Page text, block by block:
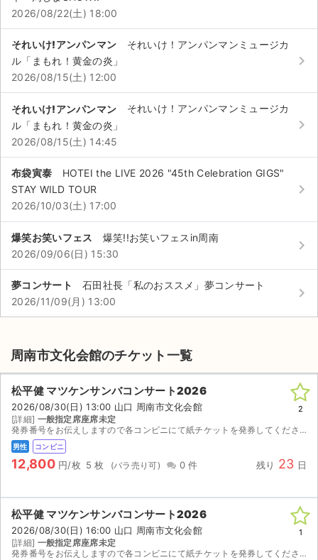
音楽情報
2026/08/22(土) 18:00
それいけ!アンパンマン
それいけ！アンパンマンミュージカ
ル「まもれ！黄金の炎」
2026/08/15(土) 12:00
keyboard_arrow_right
それいけ!アンパンマン
それいけ！アンパンマンミュージカ
ル「まもれ！黄金の炎」
2026/08/15(土) 14:45
keyboard_arrow_right
布袋寅泰
HOTEI the LIVE 2026 "45th Celebration GIGS"
STAY WILD TOUR
2026/10/03(土) 17:00
keyboard_arrow_right
爆笑お笑いフェス
爆笑!!お笑いフェスin周南
2026/09/06(日) 15:30
keyboard_arrow_right
夢コンサート
石田社長「私のおススメ」夢コンサート
2026/11/09(月) 13:00
keyboard_arrow_right
周南市文化会館のチケット一覧
松平健 マツケンサンバコンサート2026
2026/08/30(日) 13:00 山口 周南市文化会館
[詳細] 一般指定席座席未定
発券番号をお伝えしますので各コンビニにて紙チケットを発券してください。お座席は紙チケットを発券してみないと分かりませんのでご検討宜しくお願い致します。
男性 コンビニ
12,800 円/枚 5 枚 0 件 残り 23 日
2
松平健 マツケンサンバコンサート2026
2026/08/30(日) 16:00 山口 周南市文化会館
[詳細] 一般指定席座席未定
発券番号をお伝えしますので各コンビニにて紙チケットを発券してください。お座席は紙チケットを発券してみないと分かりませんのでご検討宜しくお願い致します。
1